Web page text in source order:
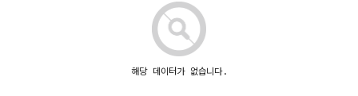
해당 데이터가 없습니다.